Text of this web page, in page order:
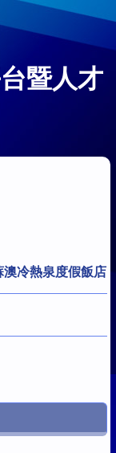
暨人才
冷熱泉度假飯店